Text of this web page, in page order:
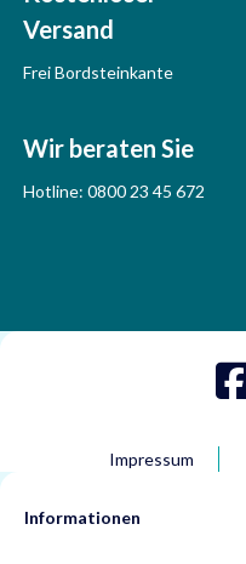
Versand
Frei Bordsteinkante
Wir beraten Sie
Hotline: 0800 23 45 672
Impressum
Informationen